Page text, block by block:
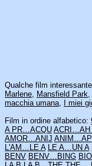
Qualche film
Marlene, Mansfield Park,
macchia umana, I miei
Film in ordine alfabetico:
A PR…ACQU ACRI…AH
AMOR…ANIJ
L'AM…LE A LE A…UN A
BENV BENV…BING